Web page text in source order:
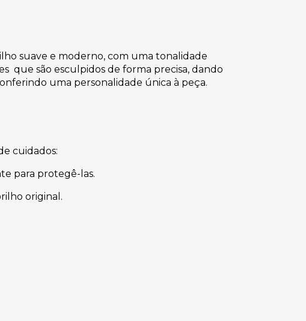
suave e moderno, com uma tonalidade
que são esculpidos de forma precisa, dando
uma personalidade única à peça.
cuidados:
para protegê-las.
original.